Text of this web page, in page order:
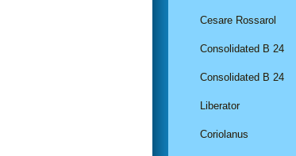
Cesare Rossarol
Consolidated B 24
Consolidated B 24
Liberator
Coriolanus